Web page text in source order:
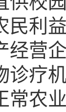
民利
经营
诊疗
常农